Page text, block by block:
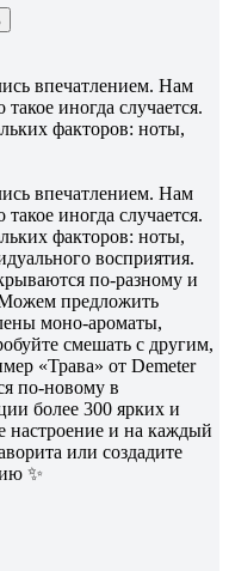
впечатлением. Нам
иногда случается.
факторов: ноты,
впечатлением. Нам
иногда случается.
факторов: ноты,
восприятия.
по-разному и
Можем предложить
моно-ароматы,
смешать с другим,
«Трава» от Demeter
по-новому в
более 300 ярких и
настроение и на каждый
или создадите
✨